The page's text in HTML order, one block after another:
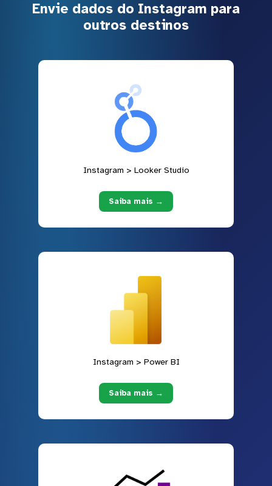
Envie dados do Instagram para
outros destinos
Instagram > Looker Studio
Saiba mais →
Instagram > Power BI
Saiba mais →